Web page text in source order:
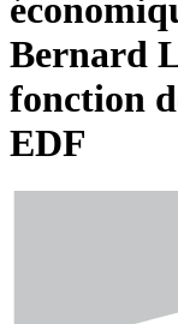
Bernard
fonction
EDF